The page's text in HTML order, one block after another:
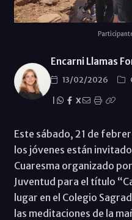
Encarni Llamas
13/02/2026
X
Este sábado, 21 de
los jóvenes están
Cuaresma organizado
Juventud para el título
lugar en el Colegio
las meditaciones de la